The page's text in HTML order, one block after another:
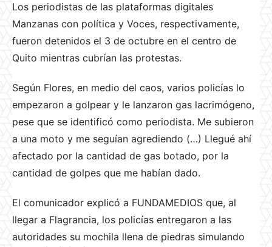
Los periodistas de las plataformas digitales
Manzanas con política y Voces, respectivamente,
fueron detenidos el 3 de octubre en el centro de
Quito mientras cubrían las protestas.
Según Flores, en medio del caos, varios policías lo
empezaron a golpear y le lanzaron gas lacrimógeno,
pese que se identificó como periodista. Me subieron
a una moto y me seguían agrediendo (…) Llegué ahí
afectado por la cantidad de gas botado, por la
cantidad de golpes que me habían dado.
El comunicador explicó a FUNDAMEDIOS que, al
llegar a Flagrancia, los policías entregaron a las
autoridades su mochila llena de piedras simulando